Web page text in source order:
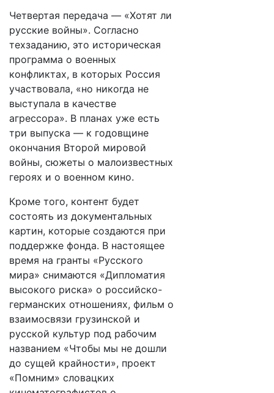
Четвертая передача — «Хотят ли
русские войны». Согласно
техзаданию, это историческая
программа о военных
конфликтах, в которых Россия
участвовала, «но никогда не
выступала в качестве
агрессора». В планах уже есть
три выпуска — к годовщине
окончания Второй мировой
войны, сюжеты о малоизвестных
героях и о военном кино.
Кроме того, контент будет
состоять из документальных
картин, которые создаются при
поддержке фонда. В настоящее
время на гранты «Русского
мира» снимаются «Дипломатия
высокого риска» о российско-
германских отношениях, фильм о
взаимосвязи грузинской и
русской культур под рабочим
названием «Чтобы мы не дошли
до сущей крайности», проект
«Помним» словацких